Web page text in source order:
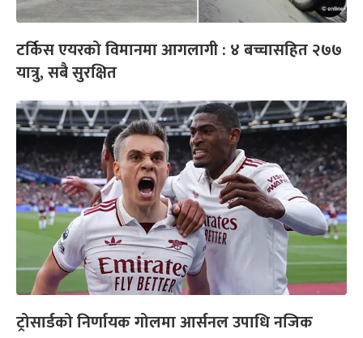
टर्किस एयरको विमानमा आगलागी : ४ बच्चासहित २७७
यात्रु, सबै सुरक्षित
ट्रोसार्डको निर्णायक गोलमा आर्सनल उपाधि नजिक